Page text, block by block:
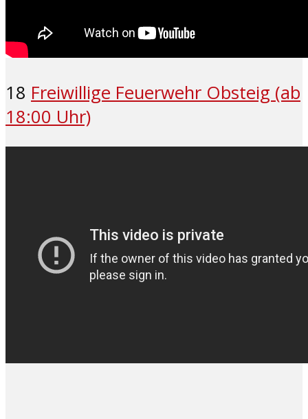
18 Freiwillige Feuerwehr Obsteig (ab
18:00 Uhr)